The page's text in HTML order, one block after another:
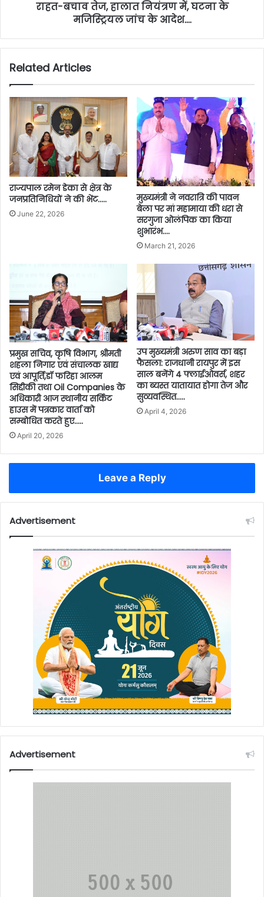
राहत-बचाव तेज, हालात नियंत्रण में, घटना के
मजिस्ट्रियल जांच के आदेश….
Related Articles
राज्यपाल रमेन डेका से क्षेत्र के
जनप्रतिनिधियों ने की भेंट…..
June 22, 2026
मुख्यमंत्री ने नवरात्रि की पावन
बेला पर मां महामाया की धरा से
सरगुजा ओलंपिक का किया
शुभारंभ….
March 21, 2026
प्रमुख सचिव, कृषि विभाग, श्रीमती
शहला निगार एवं संचालक खाद्य
एवं आपूर्ति,डॉ फरिहा आलम
सिद्दीकी तथा Oil Companies के
अधिकारी आज स्थानीय सर्किट
हाउस में पत्रकार वार्ता को
सम्बोधित करते हुए…..
April 20, 2026
उप मुख्यमंत्री अरुण साव का बड़ा
फैसला: राजधानी रायपुर में इस
साल बनेंगे 4 फ्लाईओवर्स, शहर
का ब्यस्त यातायात होगा तेज और
सुव्यवस्थित…..
April 4, 2026
Leave a Reply
Advertisement
Advertisement